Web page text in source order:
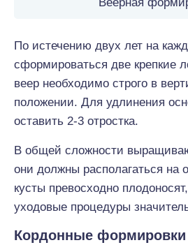
По истечению двух лет на
сформироваться две крепкие
веер необходимо строго в
положении. Для удлинения
оставить 2-3 отростка.
В общей сложности
они должны располагаться на
кусты превосходно
уходовые процедуры
Кордонные формировки